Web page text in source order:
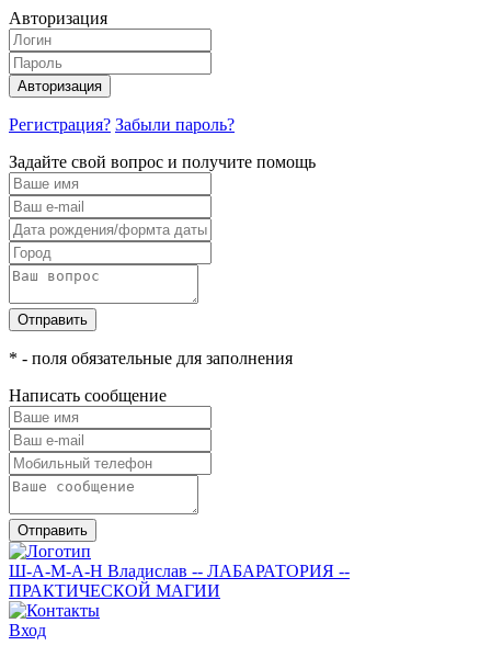
Авторизация
Авторизация
Регистрация? Забыли пароль?
Задайте свой вопрос и получите помощь
Отправить
* - поля обязательные для заполнения
Написать сообщение
Отправить
Ш-А-М-А-Н Владислав -- ЛАБАРАТОРИЯ --
ПРАКТИЧЕСКОЙ МАГИИ
Вход